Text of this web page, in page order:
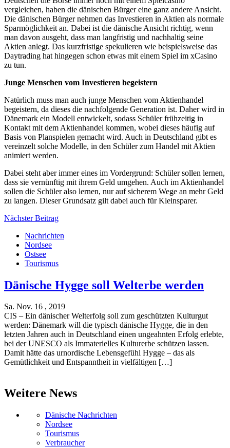
vergleichen, haben die dänischen Bürger eine ganz andere Ansicht.
Die dänischen Bürger nehmen das Investieren in Aktien als normale
Sparmöglichkeit an. Dabei ist die dänische Ansicht richtig, wenn
man davon ausgeht, dass man langfristig und nachhaltig seine
Aktien anlegt. Das kurzfristige spekulieren wie beispielsweise das
Daytrading hat hingegen schon etwas mit einem Spiel im xCasino
zu tun.
Junge Menschen vom Investieren begeistern
Natürlich muss man auch junge Menschen vom Aktienhandel
begeistern, da dieses die nachfolgende Generation ist. Daher wird in
Dänemark ein Modell entwickelt, sodass Schüler frühzeitig in
Kontakt mit dem Aktienhandel kommen, wobei dieses häufig auf
Basis von Planspielen gemacht wird. Auch in Deutschland gibt es
vereinzelt solche Modelle, in den Schüler zum Handel mit Aktien
animiert werden.
Dabei steht aber immer eines im Vordergrund: Schüler sollen lernen,
dass sie vernünftig mit ihrem Geld umgehen. Auch im Aktienhandel
sollen die Schüler also lernen, nur auf sicherem Wege an mehr Geld
zu langen. Dieser Grundsatz gilt dabei auch für Kleinsparer.
Nächster Beitrag
Nachrichten
Nordsee
Ostsee
Tourismus
Dänische Hygge soll Welterbe werden
Sa. Nov. 16 , 2019
CIS – Ein dänischer Welterfolg soll zum geschützten Kulturgut
werden: Dänemark will die typisch dänische Hygge, die in den
letzten Jahren auch in Deutschland einen ungeahnten Erfolg erlebte,
bei der UNESCO als Immaterielles Kulturerbe schützen lassen.
Damit hätte das urnordische Lebensgefühl Hygge – das als
Gemütlichkeit und Entspanntheit in vielfältigen […]
Weitere News
Dänische Nachrichten
Nordsee
Tourismus
Verbraucher